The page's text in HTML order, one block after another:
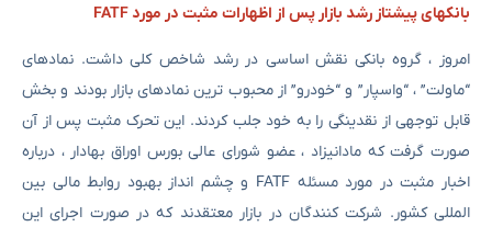
بانکهای پیشتاز رشد بازار پس از اظهارات مثبت در مورد FATF
امروز ، گروه بانکی نقش اساسی در رشد شاخص کلی داشت. نمادهای
“ماولت” ، “واسپار” و “خودرو” از محبوب ترین نمادهای بازار بودند و بخش
قابل توجهی از نقدینگی را به خود جلب کردند. این تحرک مثبت پس از آن
صورت گرفت که مادانیزاد ، عضو شورای عالی بورس اوراق بهادار ، درباره
اخبار مثبت در مورد مسئله FATF و چشم انداز بهبود روابط مالی بین
المللی کشور. شرکت کنندگان در بازار معتقدند که در صورت اجرای این